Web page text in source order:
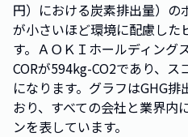
円）における炭素排出量）の
が小さいほど環境に配慮した
す。ＡＯＫＩホールディング
CORが594kg-CO2であり、ス
になります。グラフはGHG
おり、すべての会社と業界内
ンを表しています。